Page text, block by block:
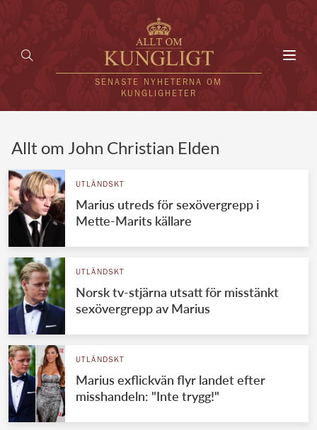
SENASTE NYHETERNA OM
KUNGLIGHETER
UTLÄNDSKT
VÄRLDENS KUNGAHUS
Svenska kungahuset
Brittiska kungahuset
Danska kungahuset
Spanska kungahuset
REDAKTION
Allt om John Christian Elden
UTLÄNDSKT
Marius utreds för sexövergrepp i
Mette-Marits källare
UTLÄNDSKT
Norsk tv-stjärna utsatt för misstänkt
sexövergrepp av Marius
UTLÄNDSKT
Marius exflickvän flyr landet efter
misshandeln: "Inte trygg!"